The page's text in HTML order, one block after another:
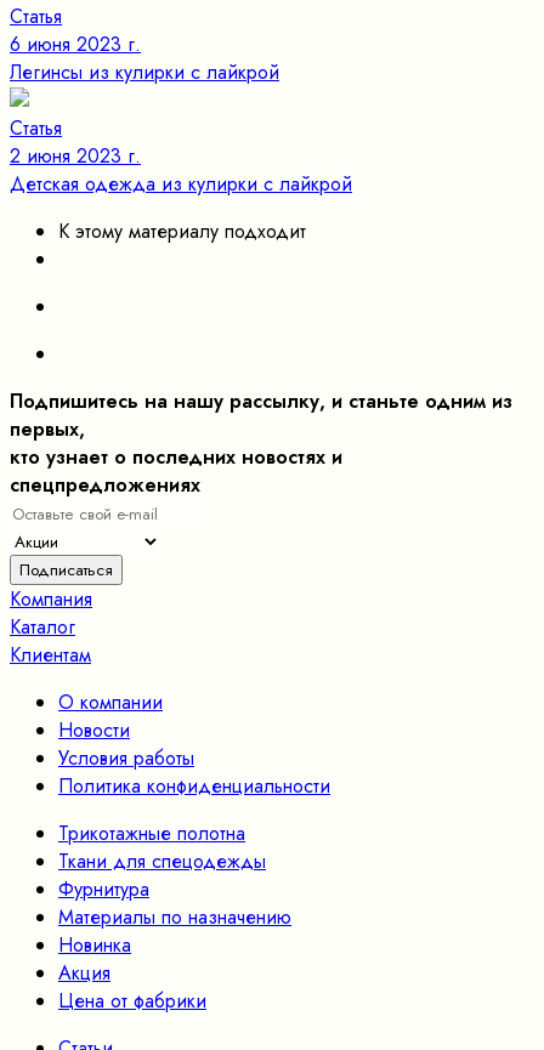
Статья
6 июня 2023 г.
Легинсы из кулирки с лайкрой
Статья
2 июня 2023 г.
Детская одежда из кулирки с лайкрой
К этому материалу подходит
Подпишитесь на нашу рассылку, и станьте одним из
первых,
кто узнает о последних новостях и
спецпредложениях
Компания
Каталог
Клиентам
О компании
Новости
Условия работы
Политика конфиденциальности
Трикотажные полотна
Ткани для спецодежды
Фурнитура
Материалы по назначению
Новинка
Акция
Цена от фабрики